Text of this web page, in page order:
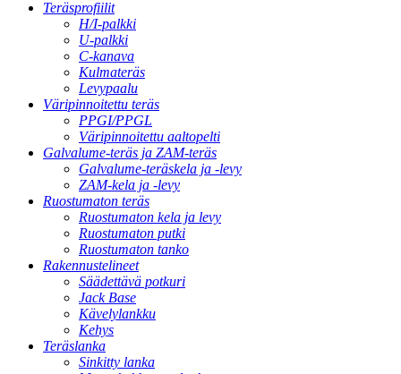
Teräsprofiilit
H/I-palkki
U-palkki
C-kanava
Kulmateräs
Levypaalu
Väripinnoitettu teräs
PPGI/PPGL
Väripinnoitettu aaltopelti
Galvalume-teräs ja ZAM-teräs
Galvalume-teräskela ja -levy
ZAM-kela ja -levy
Ruostumaton teräs
Ruostumaton kela ja levy
Ruostumaton putki
Ruostumaton tanko
Rakennustelineet
Säädettävä potkuri
Jack Base
Kävelylankku
Kehys
Teräslanka
Sinkitty lanka